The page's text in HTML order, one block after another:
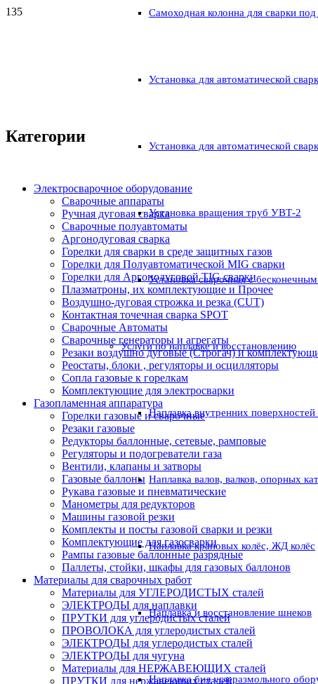
Самоходная колонна для сварки
Установка для автоматической
Установка для автоматической
Установка вращения труб УВТ-2
Установка сварочная с
Услуги по наплавке и восстановлению
Наплавка внутренних поверхностей
Наплавка валов, валков, опорных
Наплавка крановых колёс, ЖД колёс
Наплавка и восстановление шнеков
Наплавка бил углеразмольного
Категории
Электросварочное оборудование
Сварочные аппараты
Ручная дуговая сварка
Сварочные полуавтоматы
Аргонодуговая сварка
Горелки для сварки в среде защитных газов
Горелки для Полуавтоматической MIG сварки
Горелки для Аргонодуговой TIG сварки
Плазматроны, их комплектующие и Прочее
Воздушно-дуговая строжка и резка (CUT)
Контактная точечная сварка SPOT
Сварочные Автоматы
Сварочные генераторы и агрегаты
Резаки воздушно дуговые (Строгач) и
Реостаты, блоки , регуляторы и осцилляторы
Сопла газовые к горелкам
Комплектующие для электросварки
Газопламенная аппаратура
Горелки газовые и сварочные
Резаки газовые
Редукторы баллонные, сетевые, рамповые
Регуляторы и подогреватели газа
Вентили, клапаны и затворы
Газовые баллоны
Рукава газовые и пневматические
Манометры для редукторов
Машины газовой резки
Комплекты и посты газовой сварки и резки
Комплектующие для газосварки
Рампы газовые баллонные разрядные
Паллеты, стойки, шкафы для газовых баллонов
Материалы для сварочных работ
Материалы для УГЛЕРОДИСТЫХ сталей
ЭЛЕКТРОДЫ для наплавки
ПРУТКИ для углеродистых сталей
ПРОВОЛОКА для углеродистых сталей
ЭЛЕКТРОДЫ для углеродистых сталей
ЭЛЕКТРОДЫ для чугуна
Материалы для НЕРЖАВЕЮЩИХ сталей
ПРУТКИ для нержавеющих сталей